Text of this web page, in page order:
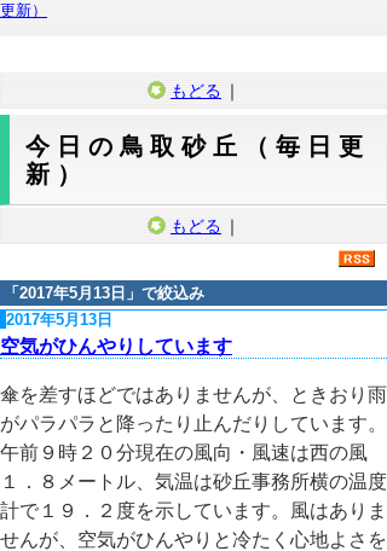
更新）
もどる ｜
今日の鳥取砂丘（毎日更
新）
もどる ｜
「 2017年5月13日 」で絞込み
2017年5月13日
空気がひんやりしています
傘を差すほどではありませんが、ときおり雨
がパラパラと降ったり止んだりしています。
午前９時２０分現在の風向・風速は西の風
１．８メートル、気温は砂丘事務所横の温度
計で１９．２度を示しています。風はありま
せんが、空気がひんやりと冷たく心地よさを